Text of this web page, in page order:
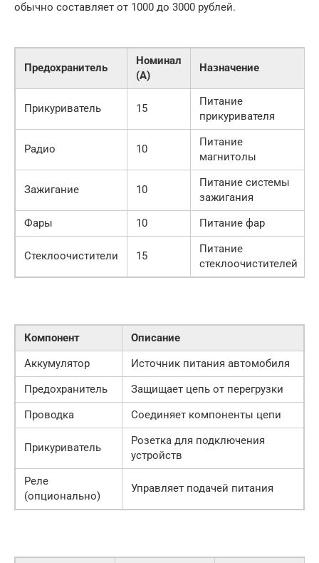
обычно составляет от 1000 до 3000 рублей.
Предохранитель
Номинал
(А)
Назначение
Прикуриватель 15
Питание
прикуривателя
Радио 10
Питание
магнитолы
Зажигание 10
Питание системы
зажигания
Фары
10 Питание фар
Стеклоочистители 15
Питание
стеклоочистителей
Компонент
Описание
Аккумулятор
Источник питания автомобиля
Предохранитель
Защищает цепь от перегрузки
Проводка
Соединяет компоненты цепи
Прикуриватель
Розетка для подключения
устройств
Реле
(опционально)
Управляет подачей питания